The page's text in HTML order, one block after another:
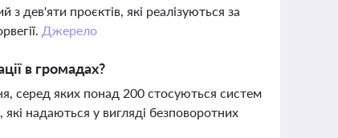
дев'яти проєктів, які реалізуються за
Джерело
в громадах?
серед яких понад 200 стосуються систем
надаються у вигляді безповоротних